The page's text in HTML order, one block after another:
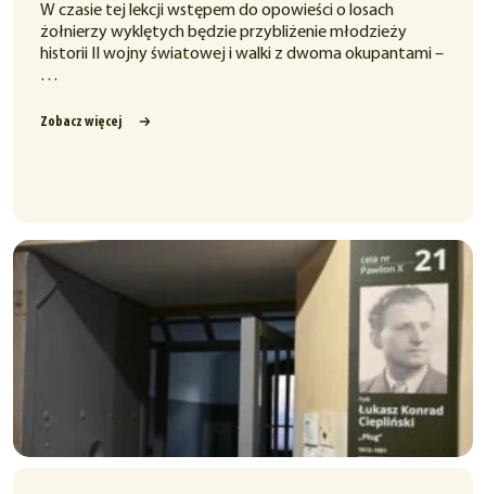
W czasie tej lekcji wstępem do opowieści o losach
żołnierzy wyklętych będzie przybliżenie młodzieży
historii II wojny światowej i walki z dwoma okupantami –
…
Zobacz więcej